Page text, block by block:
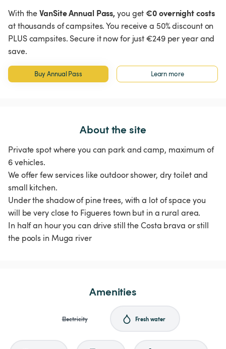
With theVanSite Annual Pass, you get€0 overnight costs
at thousands of campsites. You receive a 50% discount on
PLUS campsites. Secure it now for just €249 per year and
save.
Buy Annual Pass Learn more
About the site
Private spot where you can park and camp, maximum of
6 vehicles.
We offer few services like outdoor shower, dry toilet and
small kitchen.
Under the shadow of pine trees, with a lot of space you
will be very close to Figueres town but in a rural area.
In half an hour you can drive still the Costa brava or still
the pools in Muga river
Amenities
Electricity Fresh water